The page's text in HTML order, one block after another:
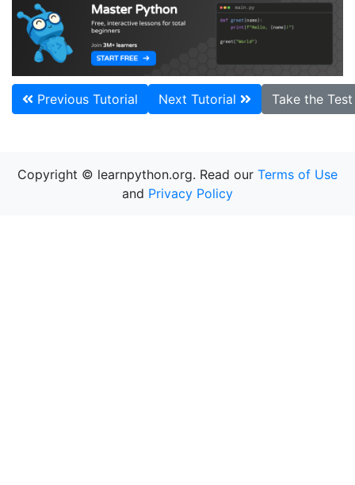
Previous Tutorial Next Tutorial Take the
Copyright © learnpython.org. Read our Terms of Use
and Privacy Policy